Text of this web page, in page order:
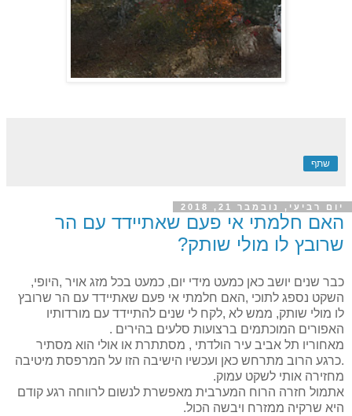
שתף
יום רביעי, נובמבר 21, 2018
האם חלמתי אי פעם שאתיידד עם הר
שרובץ לו מולי שותק?
כבר שנים יושב כאן כמעט מידי יום, כמעט בכל מזג אויר ,היופי,
השקט נספג לתוכי ,האם חלמתי אי פעם שאתיידד עם הר שרובץ
לו מולי שותק, ממש לא ,לקח לי שנים להתיידד עם מורדותיו
האפורים המוכתמים ברצועות סלעים בהירים .
מאחוריו תל אביב עיר הולדתי , מסתתרת או אולי הוא מסתיר
.כרגע הרוב מתרחש כאן ועכשיו הישיבה הזו על המרפסת מיטיבה
מחזירה אותי לשקט עמוק.
אתמול חזרה הרוח המערבית מאפשרת לנשום לרווחה רגע קודם
היא שרקיה ממזרח ויבשה הכול.